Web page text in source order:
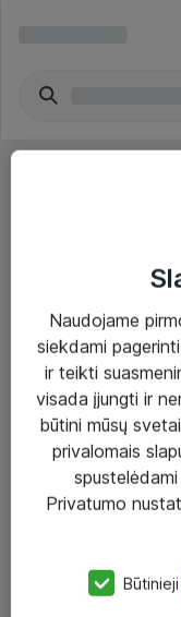
Paslaugos
Sprendimai
Įgyvendinti projektai
Atea ekspertų
eShop@atea.lt
Naudojame
siekdami
ir teikti
visada įjungti ir
būtini mūsų
privalomais
Privatumo
Būtinieji